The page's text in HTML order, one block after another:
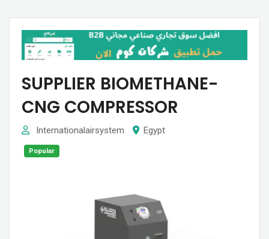
SUPPLIER BIOMETHANE-
CNG COMPRESSOR
Internationalairsystem Egypt
Popular